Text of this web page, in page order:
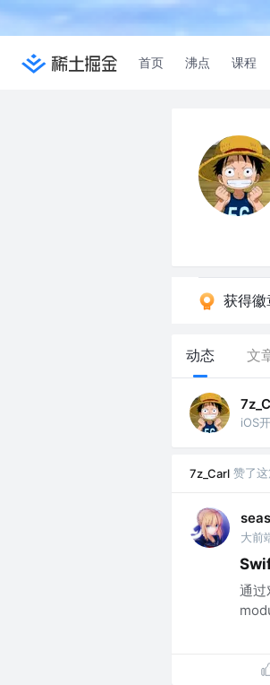
首页 沸点 课程
获得
动态 文
iOS
7z_Carl 赞了
大前
通